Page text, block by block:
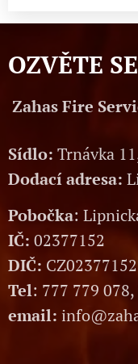
OZVĚTE
Zahas Fire
Sídlo: Trnávka
Dodací adresa:
Pobočka:
IČ: 02377152
DIČ: CZ02377152
Tel: 777 779
email: